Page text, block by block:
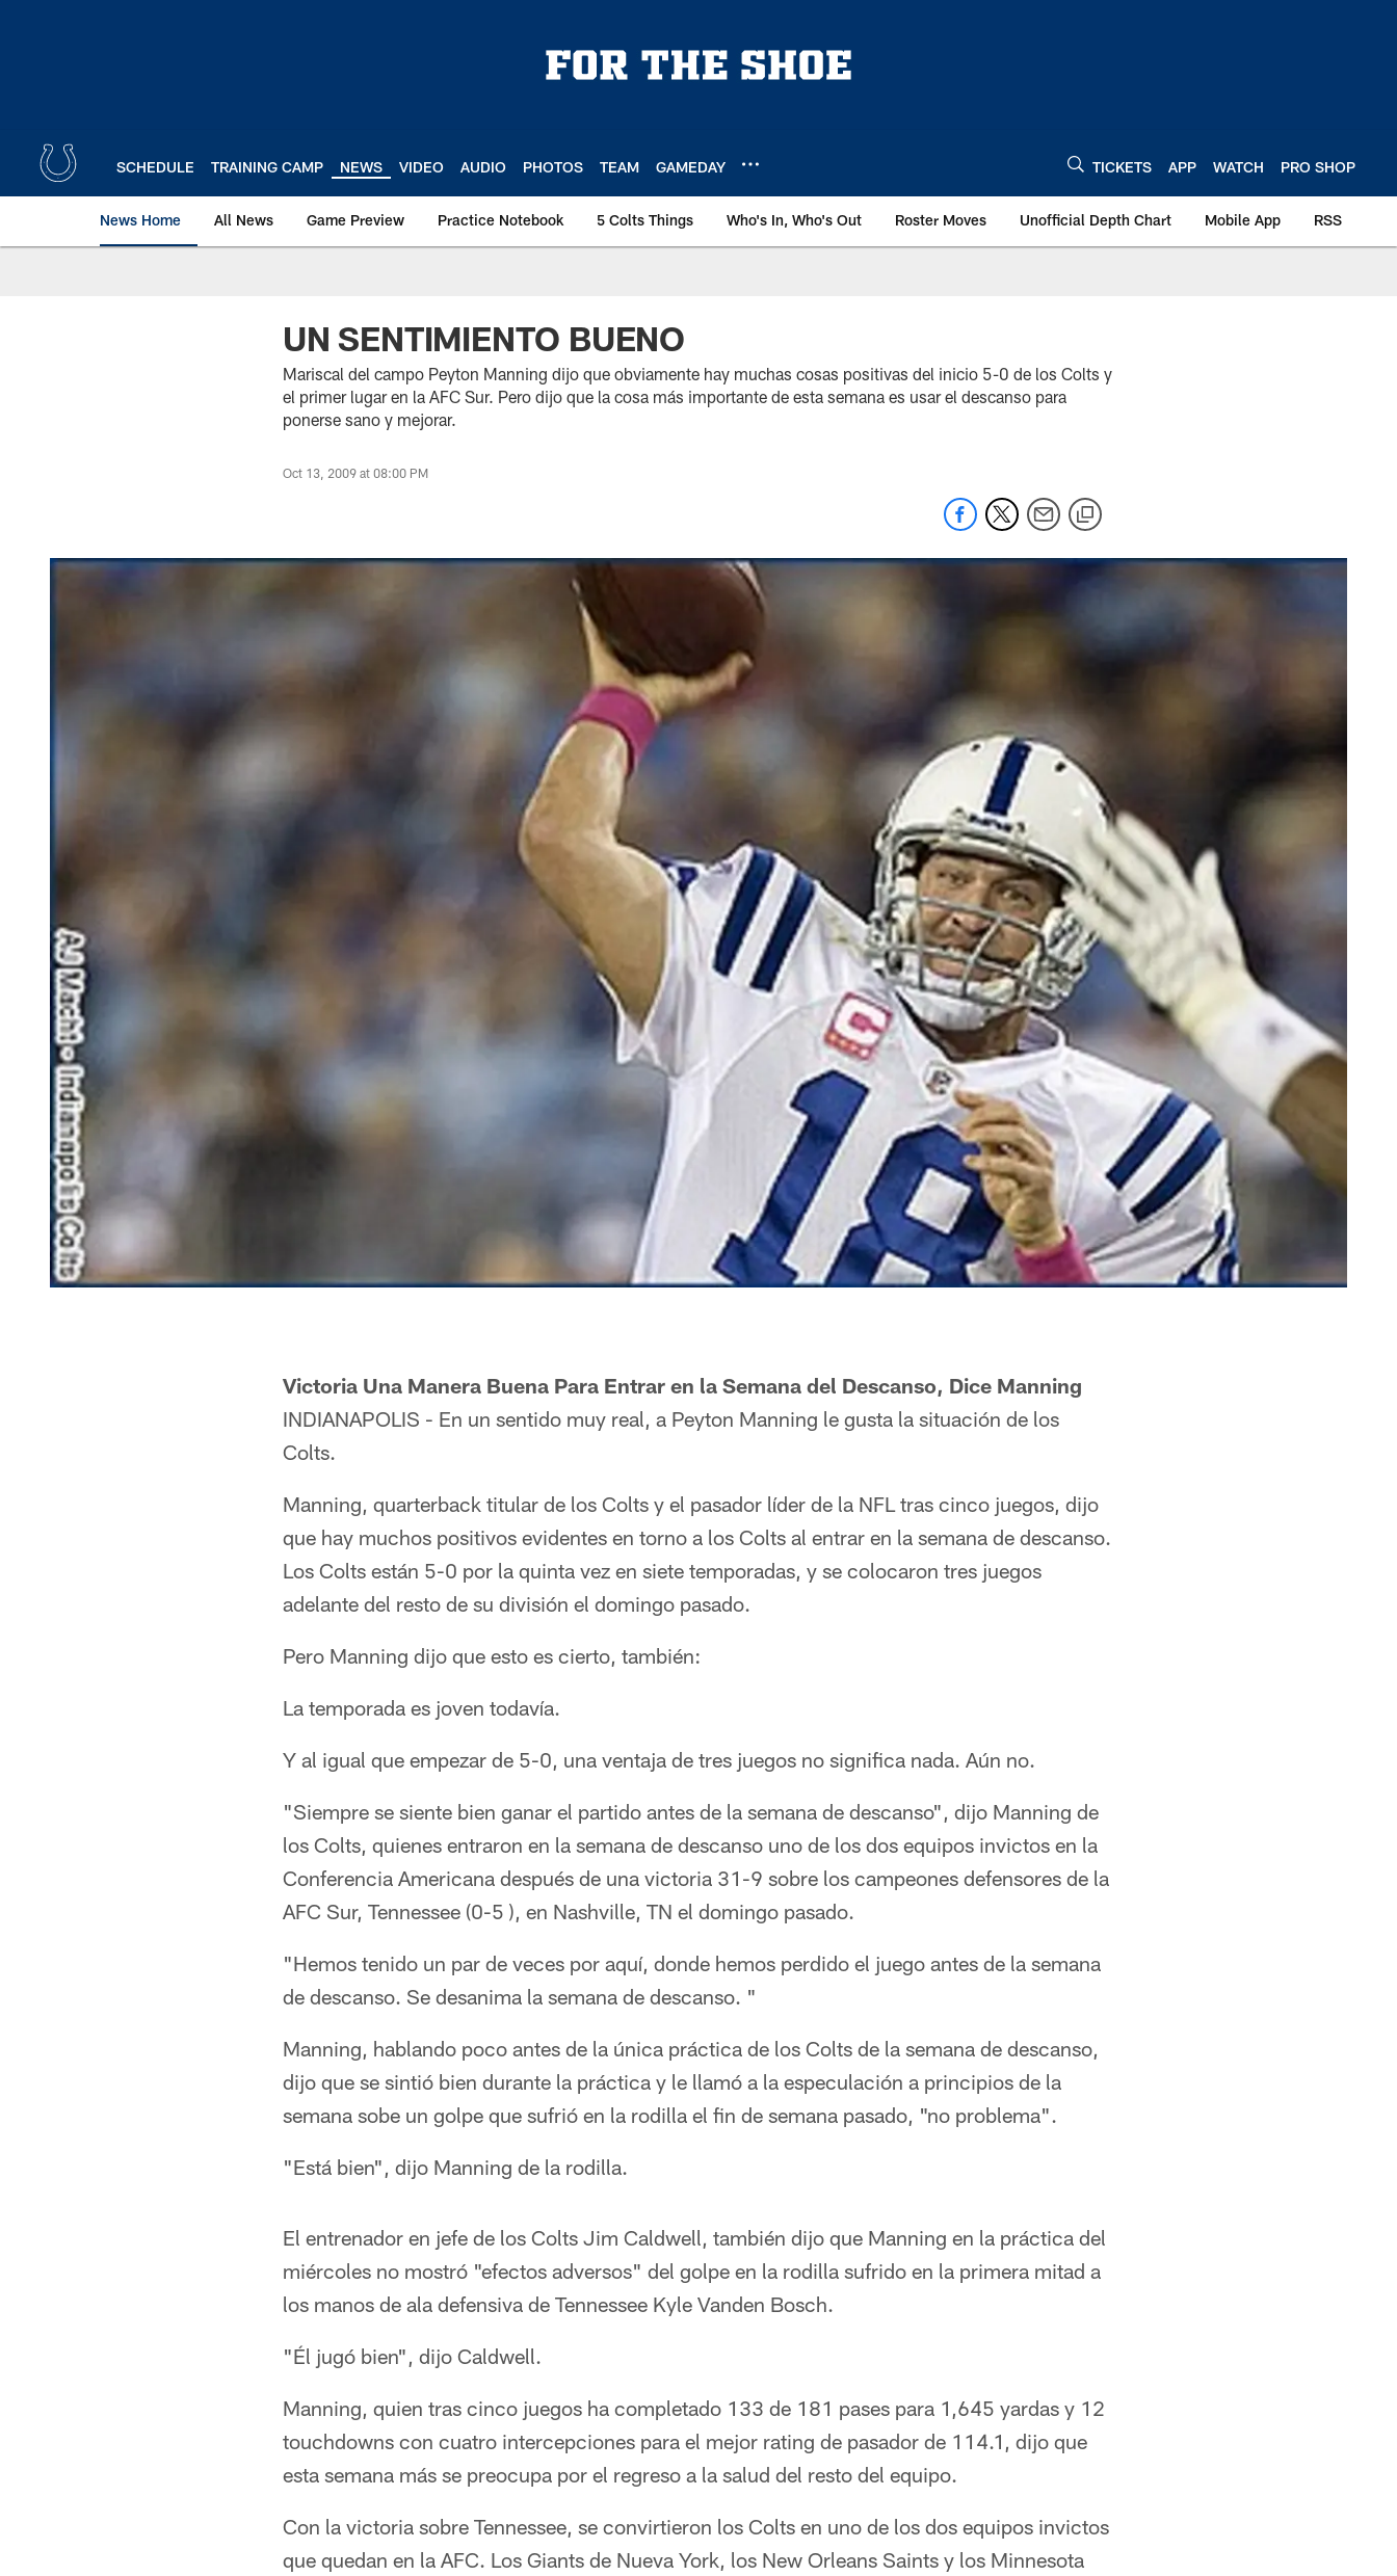
SCHEDULE TRAINING CAMP NEWS VIDEO AUDIO PHOTOS TEAM GAMEDAY TICKETS APP WATCH PRO SHOP
News Home All News Game Preview Practice Notebook 5 Colts Things Who's In, Who's Out Roster Moves Unofficial Depth Chart Mobile App RSS
UN SENTIMIENTO BUENO
Mariscal del campo Peyton Manning dijo que obviamente hay muchas cosas positivas del inicio 5-0 de los Colts y
el primer lugar en la AFC Sur. Pero dijo que la cosa más importante de esta semana es usar el descanso para
ponerse sano y mejorar.
Oct 13, 2009 at 08:00 PM
Victoria Una Manera Buena Para Entrar en la Semana del Descanso, Dice Manning
INDIANAPOLIS - En un sentido muy real, a Peyton Manning le gusta la situación de los
Colts.
Manning, quarterback titular de los Colts y el pasador líder de la NFL tras cinco juegos, dijo
que hay muchos positivos evidentes en torno a los Colts al entrar en la semana de descanso.
Los Colts están 5-0 por la quinta vez en siete temporadas, y se colocaron tres juegos
adelante del resto de su división el domingo pasado.
Pero Manning dijo que esto es cierto, también:
La temporada es joven todavía.
Y al igual que empezar de 5-0, una ventaja de tres juegos no significa nada. Aún no.
"Siempre se siente bien ganar el partido antes de la semana de descanso", dijo Manning de
los Colts, quienes entraron en la semana de descanso uno de los dos equipos invictos en la
Conferencia Americana después de una victoria 31-9 sobre los campeones defensores de la
AFC Sur, Tennessee (0-5 ), en Nashville, TN el domingo pasado.
"Hemos tenido un par de veces por aquí, donde hemos perdido el juego antes de la semana
de descanso. Se desanima la semana de descanso. "
Manning, hablando poco antes de la única práctica de los Colts de la semana de descanso,
dijo que se sintió bien durante la práctica y le llamó a la especulación a principios de la
semana sobe un golpe que sufrió en la rodilla el fin de semana pasado, "no problema".
"Está bien", dijo Manning de la rodilla.
El entrenador en jefe de los Colts Jim Caldwell, también dijo que Manning en la práctica del
miércoles no mostró "efectos adversos" del golpe en la rodilla sufrido en la primera mitad a
los manos de ala defensiva de Tennessee Kyle Vanden Bosch.
"Él jugó bien", dijo Caldwell.
Manning, quien tras cinco juegos ha completado 133 de 181 pases para 1,645 yardas y 12
touchdowns con cuatro intercepciones para el mejor rating de pasador de 114.1, dijo que
esta semana más se preocupa por el regreso a la salud del resto del equipo.
Con la victoria sobre Tennessee, se convirtieron los Colts en uno de los dos equipos invictos
que quedan en la AFC. Los Giants de Nueva York, los New Orleans Saints y los Minnesota